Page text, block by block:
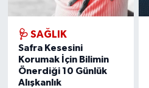
🩺 SAĞLIK
Safra Kesesini
Korumak İçin Bilimin
Önerdiği 10 Günlük
Alışkanlık